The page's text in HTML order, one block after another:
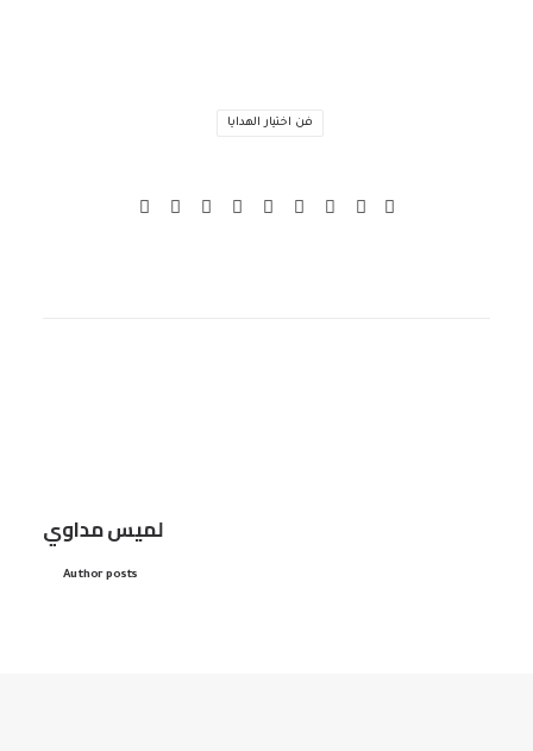
فن اختيار الهدايا
لميس مداوي
Author posts